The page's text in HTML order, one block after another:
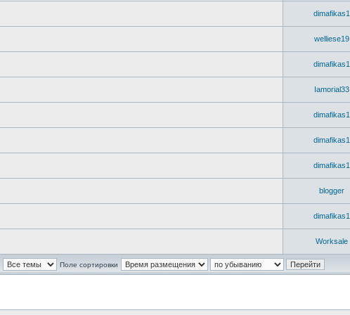
dimafikas1
welliese19
dimafikas1
Iamorial33
dimafikas1
dimafikas1
dimafikas1
blogger
dimafikas1
Worksale
Поле сортировки